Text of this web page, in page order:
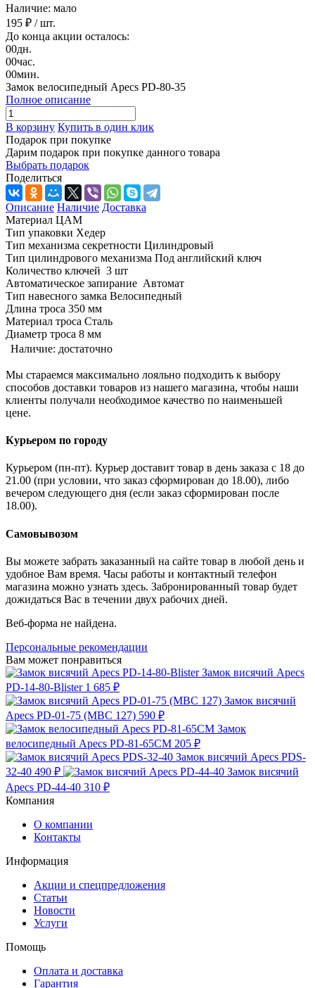
Наличие: мало
195 ₽ / шт.
До конца акции осталось:
00дн.
00час.
00мин.
Замок велосипедный Apecs PD-80-35
Полное описание
В корзину Купить в один клик
Подарок при покупке
Дарим подарок при покупке данного товара
Выбрать подарок
Поделиться
Описание Наличие Доставка
Материал ЦАМ
Тип упаковки Хедер
Тип механизма секретности Цилиндровый
Тип цилиндрового механизма Под английский ключ
Количество ключей 3 шт
Автоматическое запирание Автомат
Тип навесного замка Велосипедный
Длина троса 350 мм
Материал троса Сталь
Диаметр троса 8 мм
Наличие: достаточно
Мы стараемся максимально лояльно подходить к выбору
способов доставки товаров из нашего магазина, чтобы наши
клиенты получали необходимое качество по наименьшей
цене.
Курьером по городу
Курьером (пн-пт). Курьер доставит товар в день заказа с 18 до
21.00 (при условии, что заказ сформирован до 18.00), либо
вечером следующего дня (если заказ сформирован после
18.00).
Самовывозом
Вы можете забрать заказанный на сайте товар в любой день и
удобное Вам время. Часы работы и контактный телефон
магазина можно узнать здесь. Забронированный товар будет
дожидаться Вас в течении двух рабочих дней.
Веб-форма не найдена.
Персональные рекомендации
Вам может понравиться
Замок висячий Apecs
PD-14-80-Blister 1 685 ₽
Замок висячий
Apecs PD-01-75 (МВС 127) 590 ₽
Замок
велосипедный Apecs PD-81-65CM 205 ₽
Замок висячий Apecs PDS-
32-40 490 ₽
Замок висячий
Apecs PD-44-40 310 ₽
Компания
О компании
Контакты
Информация
Акции и спецпредложения
Статьи
Новости
Услуги
Помощь
Оплата и доставка
Гарантия